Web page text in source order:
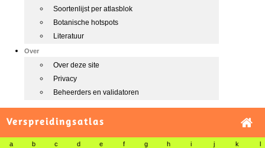
Soortenlijst per atlasblok
Botanische hotspots
Literatuur
Over
Over deze site
Privacy
Beheerders en validatoren
Verspreidingsatlas
a b c d e f g h i j k l